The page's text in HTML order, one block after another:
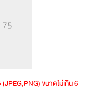
ขนาดไม่เกิน 6